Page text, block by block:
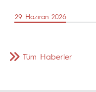
29 Haziran 2026
Tüm Haberler